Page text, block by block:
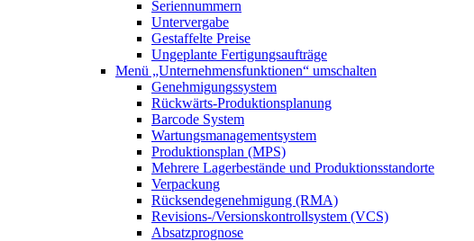
Seriennummern
Untervergabe
Gestaffelte Preise
Ungeplante Fertigungsaufträge
Menü „Unternehmensfunktionen“ umschalten
Genehmigungssystem
Rückwärts-Produktionsplanung
Barcode System
Wartungsmanagementsystem
Produktionsplan (MPS)
Mehrere Lagerbestände und Produktionsstandorte
Verpackung
Rücksendegenehmigung (RMA)
Revisions-/Versionskontrollsystem (VCS)
Absatzprognose